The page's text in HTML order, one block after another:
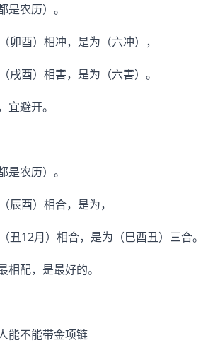
农历）。
卯酉）相冲，是为（六冲），
戌酉）相害，是为（六害）。
避开。
农历）。
辰酉）相合，是为，
12月）相合，是为（巳酉丑）三合。
配，是最好的。
能不能带金项链